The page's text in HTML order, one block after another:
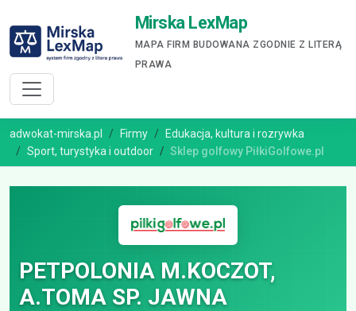
Mirska LexMap
MAPA FIRM BUDOWANA ZGODNIE Z LITERĄ
PRAWA
adwokat-mirska.pl Firmy
Edukacja, kultura i rozrywka
Sport, turystyka i outdoor
Sklep golfowy PiłkiGolfowe.pl
PETPOLONIA M.KOCZOT,
A.TOMA SP. JAWNA